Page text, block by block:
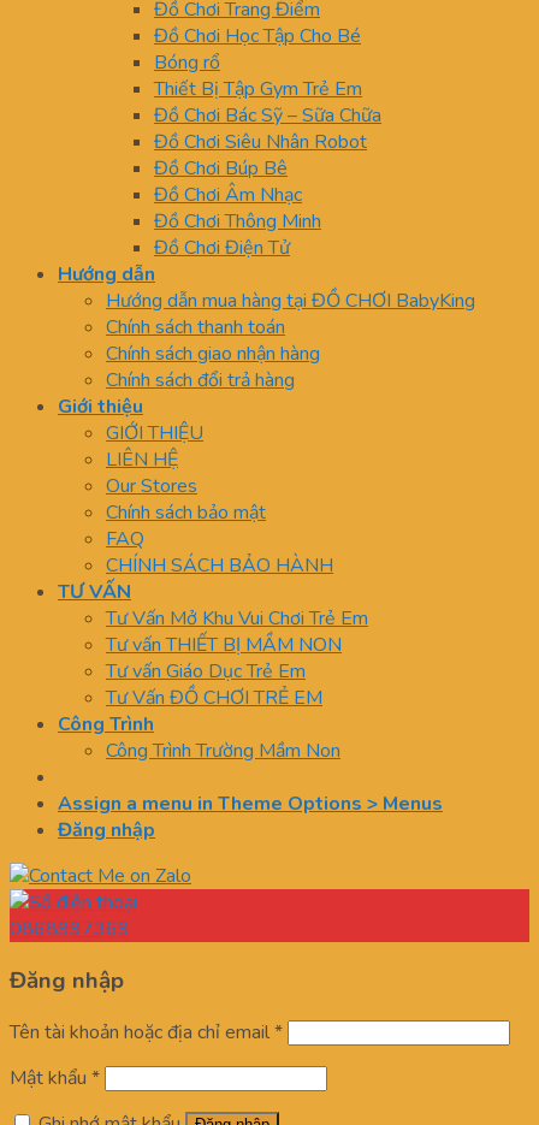
Đồ Chơi Trang Điểm
Đồ Chơi Học Tập Cho Bé
Bóng rổ
Thiết Bị Tập Gym Trẻ Em
Đồ Chơi Bác Sỹ – Sữa Chữa
Đồ Chơi Siêu Nhân Robot
Đồ Chơi Búp Bê
Đồ Chơi Âm Nhạc
Đồ Chơi Thông Minh
Đồ Chơi Điện Tử
Hướng dẫn
Hướng dẫn mua hàng tại ĐỒ CHƠI BabyKing
Chính sách thanh toán
Chính sách giao nhận hàng
Chính sách đổi trả hàng
Giới thiệu
GIỚI THIỆU
LIÊN HỆ
Our Stores
Chính sách bảo mật
FAQ
CHÍNH SÁCH BẢO HÀNH
TƯ VẤN
Tư Vấn Mở Khu Vui Chơi Trẻ Em
Tư vấn THIẾT BỊ MẦM NON
Tư vấn Giáo Dục Trẻ Em
Tư Vấn ĐỒ CHƠI TRẺ EM
Công Trình
Công Trình Trường Mầm Non
Assign a menu in Theme Options > Menus
Đăng nhập
0868997369
Đăng nhập
Tên tài khoản hoặc địa chỉ email*
Mật khẩu *